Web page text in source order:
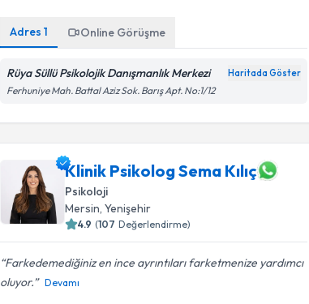
Adres1 Online Görüşme
Rüya Süllü Psikolojik Danışmanlık Merkezi Haritada Göster
Ferhuniye Mah. Battal Aziz Sok. Barış Apt. No:1/12
Klinik Psikolog Sema Kılıç
Psikoloji
Mersin, Yenişehir
4.9 (107 Değerlendirme)
Farkedemediğiniz en ince ayrıntıları farketmenize yardımcı
oluyor.
Devamı